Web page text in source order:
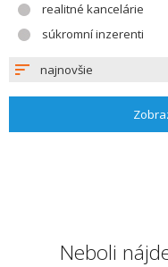
realitné kancelárie
súkromní inzerenti
najnovšie
Neboli